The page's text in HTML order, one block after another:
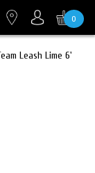
0
Leash Lime 6'